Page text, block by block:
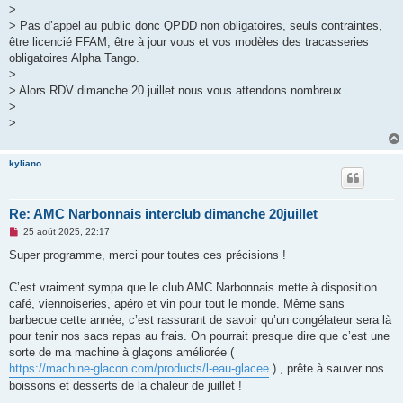
>
> Pas d’appel au public donc QPDD non obligatoires, seuls contraintes,
être licencié FFAM, être à jour vous et vos modèles des tracasseries
obligatoires Alpha Tango.
>
> Alors RDV dimanche 20 juillet nous vous attendons nombreux.
>
>
kyliano
Re: AMC Narbonnais interclub dimanche 20juillet
M
s
s
g
n
o
l
u
25 août 2025, 22:17
Super programme, merci pour toutes ces précisions !
C’est vraiment sympa que le club AMC Narbonnais mette à disposition
café, viennoiseries, apéro et vin pour tout le monde. Même sans
barbecue cette année, c’est rassurant de savoir qu’un congélateur sera là
pour tenir nos sacs repas au frais. On pourrait presque dire que c’est une
sorte de ma machine à glaçons améliorée (
https://machine-glacon.com/products/l-eau-glacee ) , prête à sauver nos
boissons et desserts de la chaleur de juillet !